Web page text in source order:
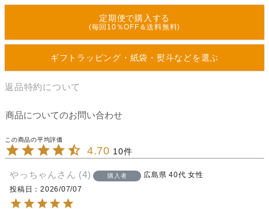
定期便で購入する
(毎回10％OFF＆送料無料)
ギフトラッピング・紙袋・熨斗などを選ぶ
返品特約について
商品についてのお問い合わせ
4.70 10
やっちゃん 4 購入者 広島県 40代 女性
投稿日
2026/07/07